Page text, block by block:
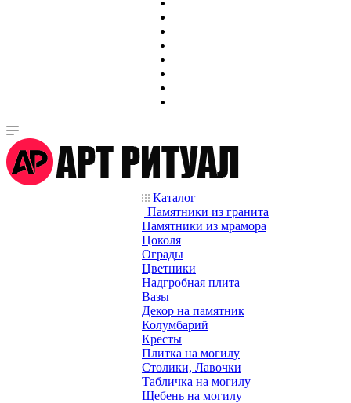
Каталог
Памятники из гранита
Памятники из мрамора
Цоколя
Ограды
Цветники
Надгробная плита
Вазы
Декор на памятник
Колумбарий
Кресты
Плитка на могилу
Столики, Лавочки
Табличка на могилу
Щебень на могилу